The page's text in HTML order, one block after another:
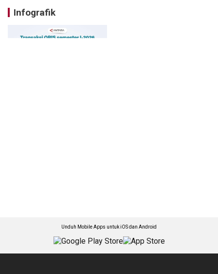
Infografik
Unduh Mobile Apps untuk iOS dan Android